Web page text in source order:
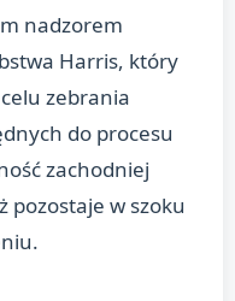
nadzorem
Harris, który
zebrania
do procesu
zachodniej
pozostaje w szoku